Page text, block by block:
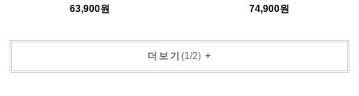
63,900원
74,900원
더보기 (1 /2)+